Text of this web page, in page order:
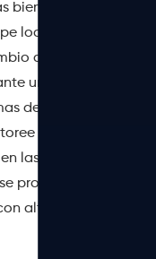
bien ventiladas o
local. Las salas de
de aire pueden
un turno de
de disolución
las áreas de
procesan
alto contenido